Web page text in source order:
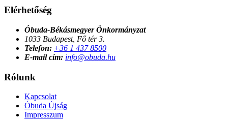
Elérhetőség
Óbuda-Békásmegyer Önkormányzat
1033 Budapest, Fő tér 3.
Telefon: +36 1 437 8500
E-mail cím: info@obuda.hu
Rólunk
Kapcsolat
Óbuda Újság
Impresszum